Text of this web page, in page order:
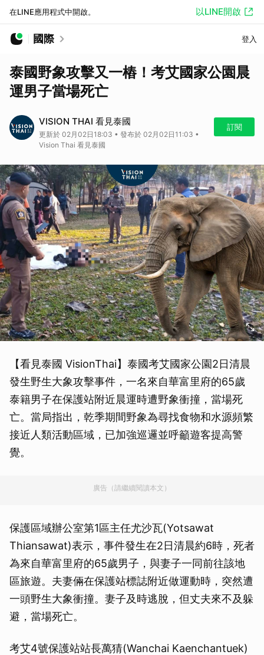
在LINE應用程式中開啟。 以LINE開啟
國際 登入
泰國野象攻擊又一樁！考艾國家公園晨
運男子當場死亡
VISION THAI 看見泰國
更新於 02月02日18:03 • 發布於 02月02日11:03 •
Vision Thai 看見泰國
訂閱
【看見泰國 VisionThai】泰國考艾國家公園2日清晨
發生野生大象攻擊事件，一名來自華富里府的65歲
泰籍男子在保護站附近晨運時遭野象衝撞，當場死
亡。當局指出，乾季期間野象為尋找食物和水源頻繁
接近人類活動區域，已加強巡邏並呼籲遊客提高警
覺。
廣告（請繼續閱讀本文）
保護區域辦公室第1區主任尤沙瓦(Yotsawat
Thiansawat)表示，事件發生在2日清晨約6時，死者
為來自華富里府的65歲男子，與妻子一同前往該地
區旅遊。夫妻倆在保護站標誌附近做運動時，突然遭
一頭野生大象衝撞。妻子及時逃脫，但丈夫來不及躲
避，當場死亡。
考艾4號保護站站長萬猜(Wanchai Kaenchantuek)